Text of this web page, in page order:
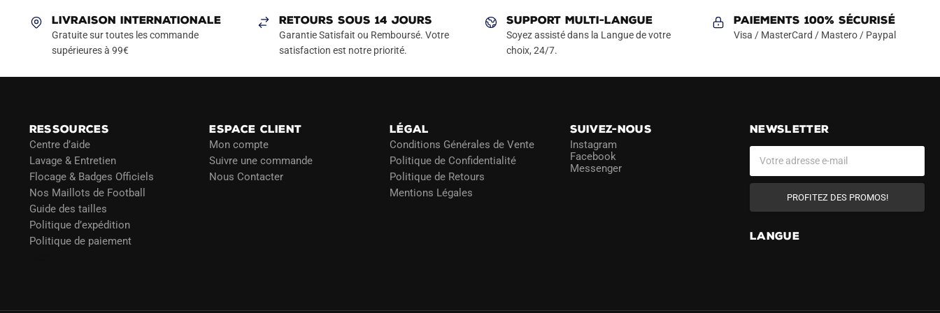
options
peuvent
être
choisies
page
produit
Les
options
peuvent
produit
options
peuvent
choisies
page
du
produit
LIVRAISON INTERNATIONALE
Gratuite sur toutes les commande
supérieures à 99€
RETOURS SOUS 14 JOURS
Garantie Satisfait ou Remboursé. Votre
satisfaction est notre priorité.
SUPPORT MULTI-LANGUE
Soyez assisté dans la Langue de votre
choix, 24/7.
Paiements 100% Sécurisé
Visa / MasterCard / Mastero / Paypal
RESSOURCES
Centre d’aide
Lavage & Entretien
Flocage & Badges Officiels
Nos Maillots de Football
Guide des tailles
Politique d’expédition
Politique de paiement
ESPACE CLIENT
Mon compte
Suivre une commande
Nous Contacter
LÉGAL
Conditions Générales de Vente
Politique de Confidentialité
Politique de Retours
Mentions Légales
SUIVEZ-NOUS
Instagram
Facebook
Messenger
NEWSLETTER
PROFITEZ DES PROMOS!
LANGUE